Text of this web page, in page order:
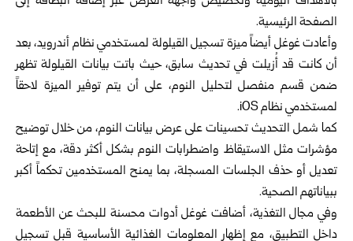
الصفحة الرئيسية.
وأعادت غوغل أيضاً ميزة تسجيل القيلولة لمستخدمي نظام أندرويد، بعد
أن كانت قد أُزيلت في تحديث سابق، حيث باتت بيانات القيلولة تظهر
ضمن قسم منفصل لتحليل النوم، على أن يتم توفير الميزة لاحقاً
لمستخدمي نظام iOS.
كما شمل التحديث تحسينات على عرض بيانات النوم، من خلال توضيح
مؤشرات مثل الاستيقاظ واضطرابات النوم بشكل أكثر دقة، مع إتاحة
تعديل أو حذف الجلسات المسجلة، بما يمنح المستخدمين تحكماً أكبر
ببياناتهم الصحية.
وفي مجال التغذية، أضافت غوغل أدوات محسنة للبحث عن الأطعمة
داخل التطبيق، مع إظهار المعلومات الغذائية الأساسية قبل تسجيل